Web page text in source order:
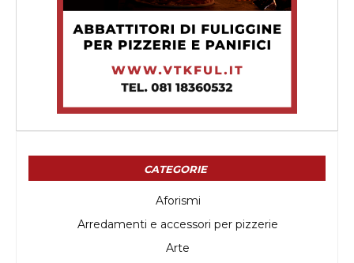
CATEGORIE
Aforismi
Arredamenti e accessori per pizzerie
Arte